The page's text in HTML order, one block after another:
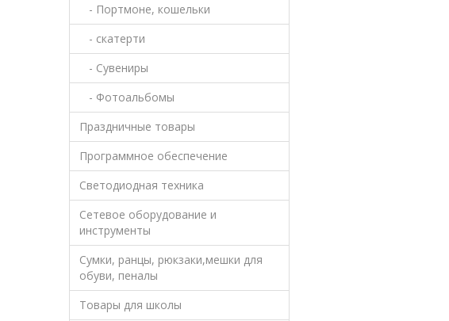
- Портмоне, кошельки
- скатерти
- Сувениры
- Фотоальбомы
Праздничные товары
Программное обеспечение
Светодиодная техника
Сетевое оборудование и
инструменты
Сумки, ранцы, рюкзаки,мешки для
обуви, пеналы
Товары для школы